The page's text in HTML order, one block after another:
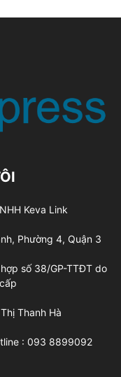
Keva Link
Phường 4, Quận 3
số 38/GP-TTĐT do
Thanh Hà
: 093 8899092